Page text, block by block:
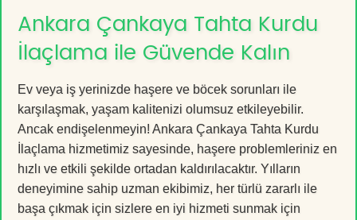
Ankara Çankaya Tahta Kurdu
İlaçlama ile Güvende Kalın
Ev veya iş yerinizde haşere ve böcek sorunları ile
karşılaşmak, yaşam kalitenizi olumsuz etkileyebilir.
Ancak endişelenmeyin! Ankara Çankaya Tahta Kurdu
İlaçlama hizmetimiz sayesinde, haşere problemleriniz en
hızlı ve etkili şekilde ortadan kaldırılacaktır. Yılların
deneyimine sahip uzman ekibimiz, her türlü zararlı ile
başa çıkmak için sizlere en iyi hizmeti sunmak için